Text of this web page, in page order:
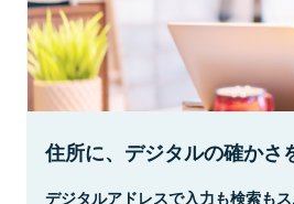
住所に、デジタルの確かさ
デジタルアドレスで入力も検索もス